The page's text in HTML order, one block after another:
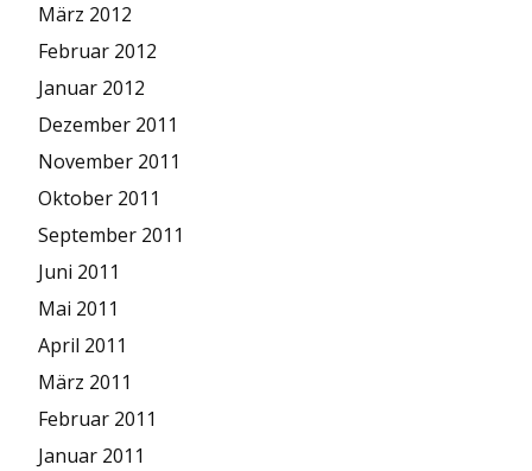
März 2012
Februar 2012
Januar 2012
Dezember 2011
November 2011
Oktober 2011
September 2011
Juni 2011
Mai 2011
April 2011
März 2011
Februar 2011
Januar 2011